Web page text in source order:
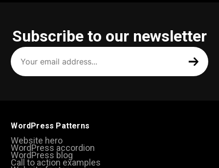
Subscribe to our newsletter
Your
email
address
(Required)
WordPress Patterns
Website hero
WordPress accordion
WordPress blog
Call to action examples